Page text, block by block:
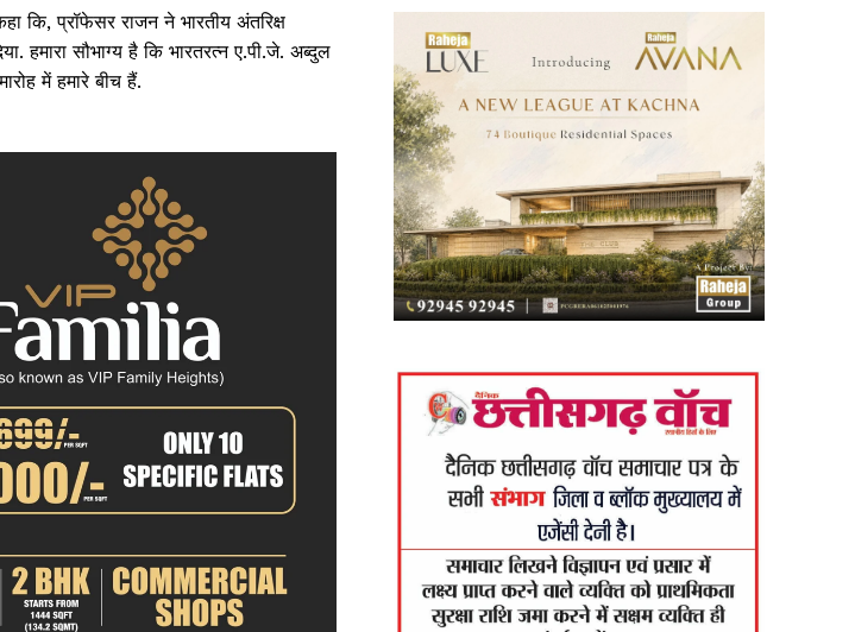
देश दुनिया
शहर एवं राज्य
क्राइम
मनोरंजन
कि, प्रॉफेसर राजन ने भारतीय अंतरिक्ष
हमारा सौभाग्य है कि भारतरत्न ए.पी.जे. अब्दुल
में हमारे बीच हैं.